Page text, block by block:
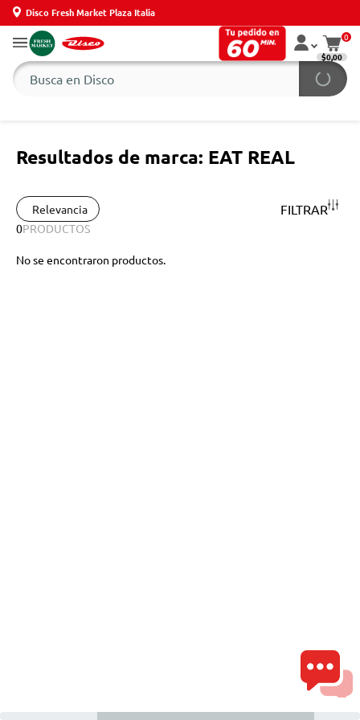
Disco Fresh Market Plaza Italia
0
$0,00
Resultados de marca: EAT REAL
Relevancia FILTRAR
0PRODUCTOS
No se encontraron productos.